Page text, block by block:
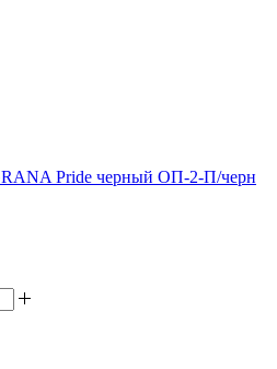
Pride черный ОП-2-П/черн